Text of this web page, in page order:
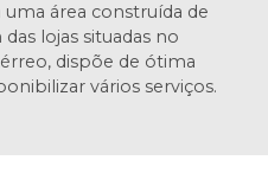
área construída de
lojas situadas no
dispõe de ótima
vários serviços.